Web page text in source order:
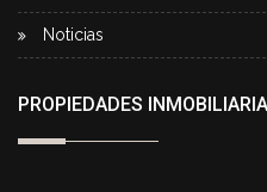
Noticias
PROPIEDADES